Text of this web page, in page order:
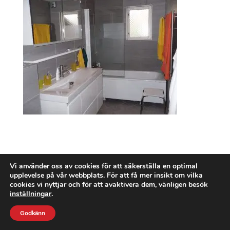
Vi använder oss av cookies för att säkerställa en optimal
upplevelse på vår webbplats. För att få mer insikt om vilka
cookies vi nyttjar och för att avaktivera dem, vänligen besök
inställningar.
Godkänn